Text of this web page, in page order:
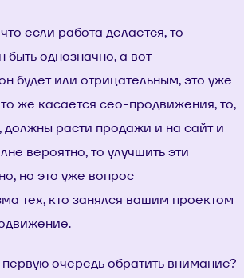
если работа делается, то
быть однозначно, а вот
будет или отрицательным, это уже
же касается сео-продвижения, то,
должны расти продажи и на сайт и
вероятно, то улучшить эти
но это уже вопрос
тех, кто занялся вашим проектом
первую очередь обратить внимание?